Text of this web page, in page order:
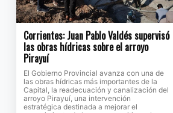
Corrientes: Juan Pablo Valdés supervisó
las obras hídricas sobre el arroyo
Pirayuí
El Gobierno Provincial avanza con una de
las obras hídricas más importantes de la
Capital, la readecuación y canalización del
arroyo Pirayuí, una intervención
estratégica destinada a mejorar el